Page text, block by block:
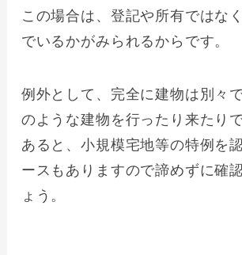
この場合は、登記や所有ではな
でいるかがみられるからです。
例外として、完全に建物は別々
のような建物を行ったり来たり
あると、小規模宅地等の特例を
ースもありますので諦めずに確
ょう。